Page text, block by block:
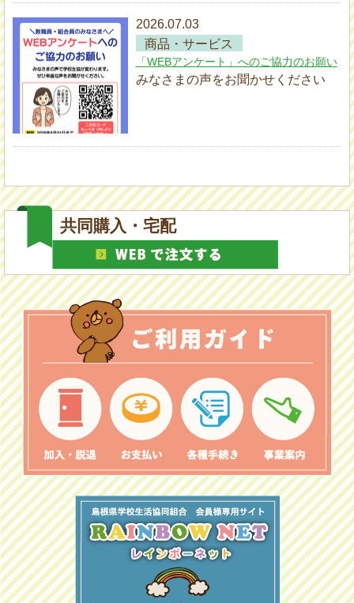
2026.07.03
商品・サービス
「WEBアンケート」へのご協力のお願い
みなさまの声をお聞かせください
2025.03.31
商品・サービス
ド
ー
ビ
ス
VISA
ゴ
ー
ル
ド
カ
ー
ド
（四
国
し
ん
き
ん
カ
ー
ド）
入
会
受
付
共同購入・宅配